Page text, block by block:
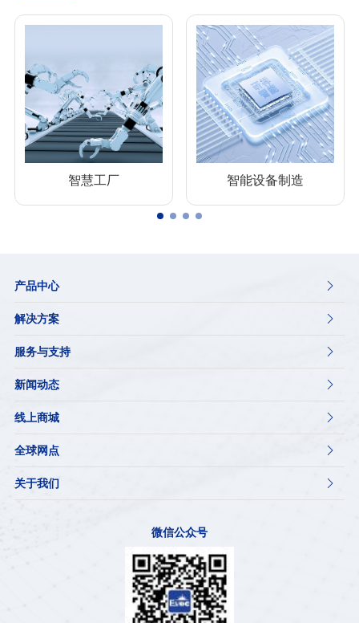
智慧工厂 智能设备制造
产品中心 
解决方案 
服务与支持 
新闻动态 
线上商城 
全球网点 
关于我们 
微信公众号